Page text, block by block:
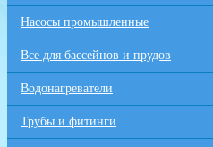
Насосы промышленные
Все для бaссейнов и прудов
Водонагреватели
Трубы и фитинги